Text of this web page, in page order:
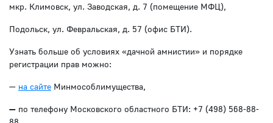
мкр. Климовск, ул. Заводская, д. 7 (помещение МФЦ),
Подольск, ул. Февральская, д. 57 (офис БТИ).
Узнать больше об условиях «дачной амнистии» и порядке
регистрации прав можно:
— на сайте Минмособлимущества,
— по телефону Московского областного БТИ: +7 (498) 568-88-